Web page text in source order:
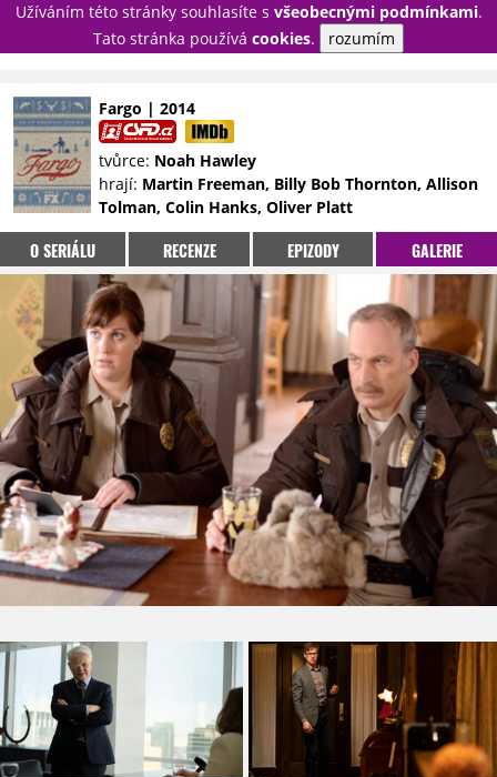
Užíváním této stránky souhlasíte s všeobecnými podmínkami.
Tato stránka používá cookies. rozumím
PŘIHLÁSIT
NOVINKY
TÉMATA
RECENZE
EPIZODY
KULT
TRAILERY
GALERIE
DISKUZE
STATISTIKY
TIRÁŽ
Fargo | 2014
tvůrce: Noah Hawley
hrají: Martin Freeman, Billy Bob Thornton, Allison
Tolman, Colin Hanks, Oliver Platt
O SERIÁLU RECENZE EPIZODY GALERIE